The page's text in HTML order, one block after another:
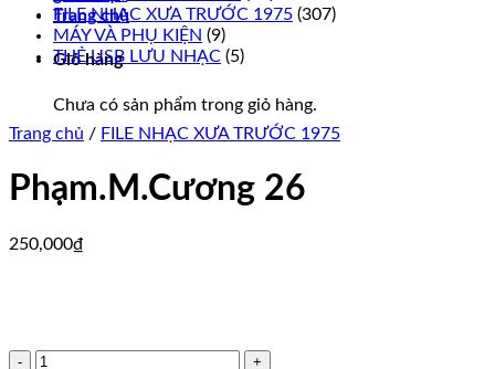
Trang chủ
Giỏ hàng
Chưa có sản phẩm trong giỏ hàng.
FILE NHẠC XƯA TRƯỚC 1975 (307)
MÁY VÀ PHỤ KIỆN (9)
THẺ USB LƯU NHẠC (5)
Trang chủ / FILE NHẠC XƯA TRƯỚC 1975
Phạm.M.Cương 26
250,000₫
Phạm.M.Cương